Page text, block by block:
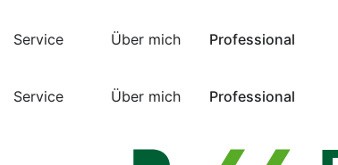
Service Über mich Professional
Service Über mich Professional